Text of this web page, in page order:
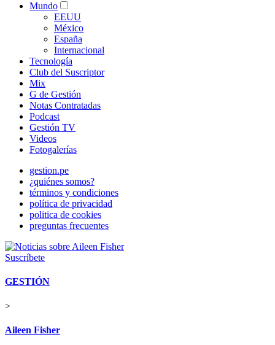
Mundo
EEUU
México
España
Internacional
Tecnología
Club del Suscriptor
Mix
G de Gestión
Notas Contratadas
Podcast
Gestión TV
Videos
Fotogalerías
gestion.pe
¿quiénes somos?
términos y condiciones
política de privacidad
politica de cookies
preguntas frecuentes
Suscríbete
GESTIÓN
>
Aileen Fisher